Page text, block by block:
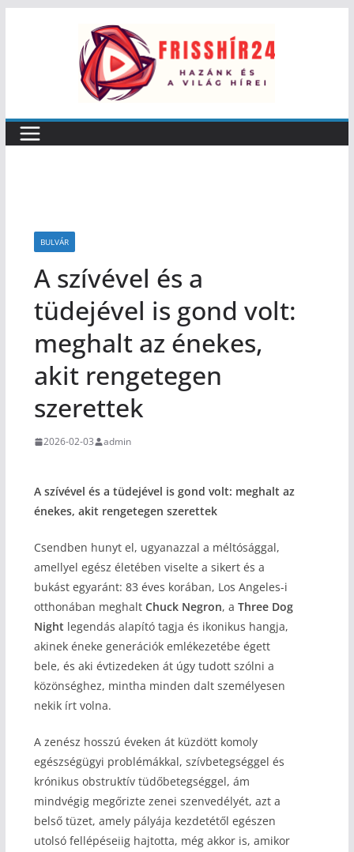
BULVÁR
A szívével és a
tüdejével is gond volt:
meghalt az énekes,
akit rengetegen
szerettek
2026-02-03 admin
A szívével és a tüdejével is gond volt: meghalt az
énekes, akit rengetegen szerettek
Csendben hunyt el, ugyanazzal a méltósággal,
amellyel egész életében viselte a sikert és a
bukást egyaránt: 83 éves korában, Los Angeles-i
otthonában meghalt Chuck Negron, a Three Dog
Night legendás alapító tagja és ikonikus hangja,
akinek éneke generációk emlékezetébe égett
bele, és aki évtizedeken át úgy tudott szólni a
közönséghez, mintha minden dalt személyesen
nekik írt volna.
A zenész hosszú éveken át küzdött komoly
egészségügyi problémákkal, szívbetegséggel és
krónikus obstruktív tüdőbetegséggel, ám
mindvégig megőrizte zenei szenvedélyét, azt a
belső tüzet, amely pályája kezdetétől egészen
utolsó fellépéseiig hajtotta, még akkor is, amikor